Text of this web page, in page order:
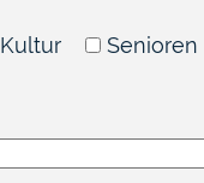
Kultur Senioren